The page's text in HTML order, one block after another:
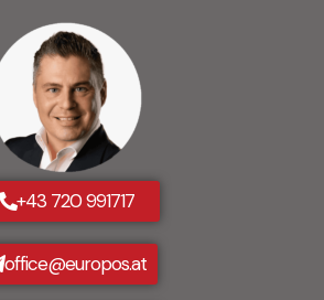
+43 720 991717
office@europos.at